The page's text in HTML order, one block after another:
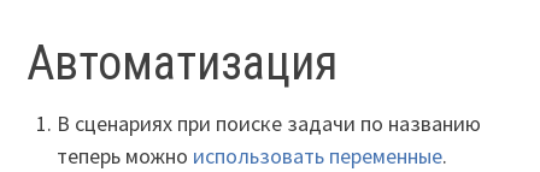
Автоматизация
В сценариях при поиске задачи по названию
теперь можно использовать переменные.